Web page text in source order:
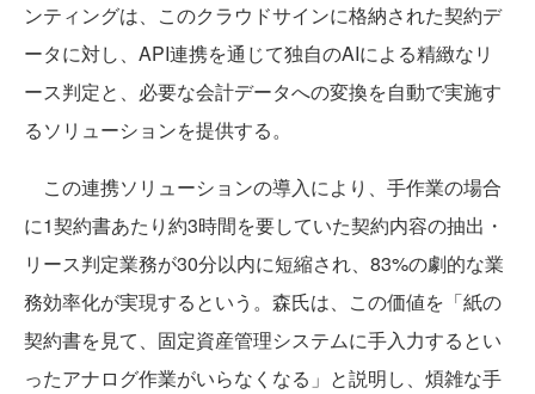
ンティングは、このクラウドサインに格納された契約デ
ータに対し、API連携を通じて独自のAIによる精緻なリ
ース判定と、必要な会計データへの変換を自動で実施す
るソリューションを提供する。
この連携ソリューションの導入により、手作業の場合
に1契約書あたり約3時間を要していた契約内容の抽出・
リース判定業務が30分以内に短縮され、83%の劇的な業
務効率化が実現するという。森氏は、この価値を「紙の
契約書を見て、固定資産管理システムに手入力するとい
ったアナログ作業がいらなくなる」と説明し、煩雑な手